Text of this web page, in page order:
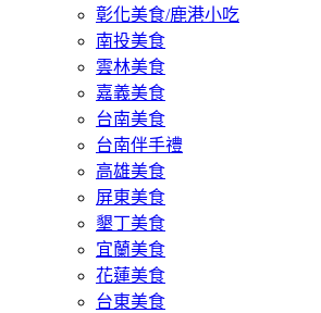
彰化美食/鹿港小吃
南投美食
雲林美食
嘉義美食
台南美食
台南伴手禮
高雄美食
屏東美食
墾丁美食
宜蘭美食
花蓮美食
台東美食